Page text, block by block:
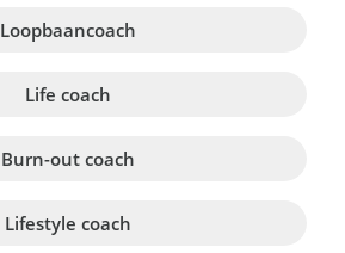
Loopbaancoach
Life coach
Burn-out coach
Lifestyle coach